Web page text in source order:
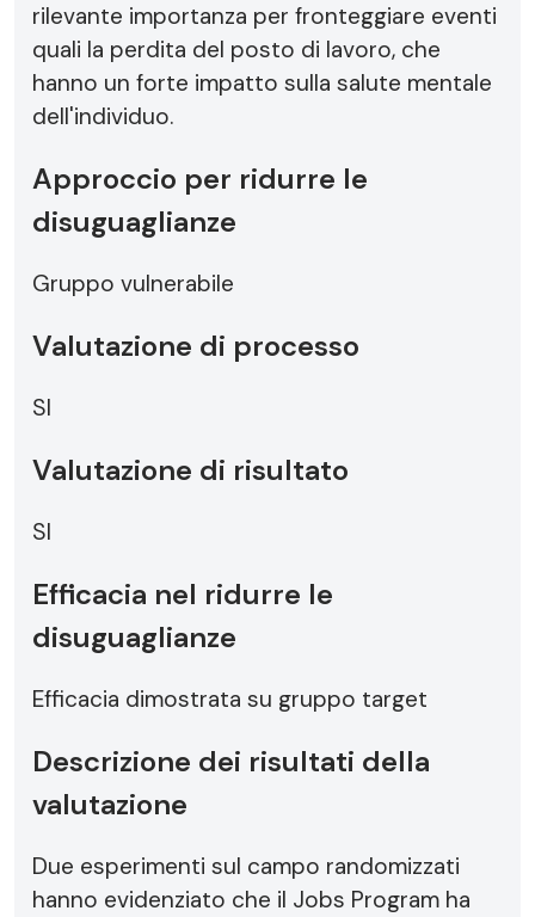
rilevante importanza per fronteggiare eventi
quali la perdita del posto di lavoro, che
hanno un forte impatto sulla salute mentale
dell'individuo.
Approccio per ridurre le
disuguaglianze
Gruppo vulnerabile
Valutazione di processo
SI
Valutazione di risultato
SI
Efficacia nel ridurre le
disuguaglianze
Efficacia dimostrata su gruppo target
Descrizione dei risultati della
valutazione
Due esperimenti sul campo randomizzati
hanno evidenziato che il Jobs Program ha